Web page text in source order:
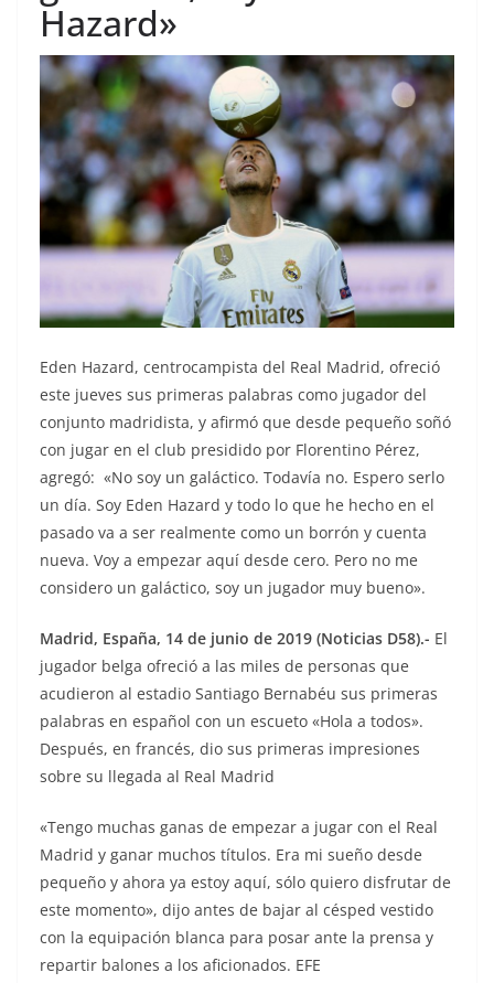
Hazard»
Eden Hazard, centrocampista del Real Madrid, ofreció
este jueves sus primeras palabras como jugador del
conjunto madridista, y afirmó que desde pequeño soñó
con jugar en el club presidido por Florentino Pérez,
agregó: «No soy un galáctico. Todavía no. Espero serlo
un día. Soy Eden Hazard y todo lo que he hecho en el
pasado va a ser realmente como un borrón y cuenta
nueva. Voy a empezar aquí desde cero. Pero no me
considero un galáctico, soy un jugador muy bueno».
Madrid, España, 14 de junio de 2019 (Noticias D58).- El
jugador belga ofreció a las miles de personas que
acudieron al estadio Santiago Bernabéu sus primeras
palabras en español con un escueto «Hola a todos».
Después, en francés, dio sus primeras impresiones
sobre su llegada al Real Madrid
«Tengo muchas ganas de empezar a jugar con el Real
Madrid y ganar muchos títulos. Era mi sueño desde
pequeño y ahora ya estoy aquí, sólo quiero disfrutar de
este momento», dijo antes de bajar al césped vestido
con la equipación blanca para posar ante la prensa y
repartir balones a los aficionados. EFE